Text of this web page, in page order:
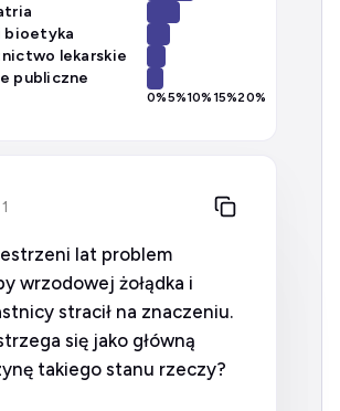
bioetyka
lekarskie
publiczne
0%5%10%15%20%
lat problem
wrzodowej żołądka i
stracił na znaczeniu.
się jako główną
takiego stanu rzeczy?